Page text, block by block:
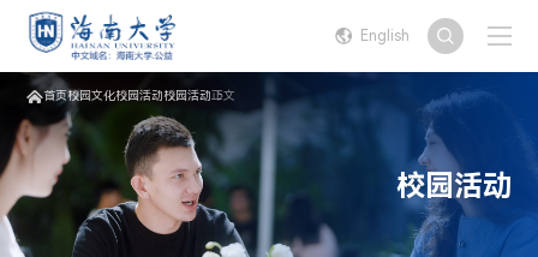
English
首页校园文化校园活动校园活动正文
校园活动